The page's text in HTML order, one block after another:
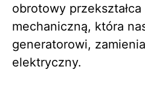
obrotowy
mechaniczną, która
generatorowi,
elektryczny.